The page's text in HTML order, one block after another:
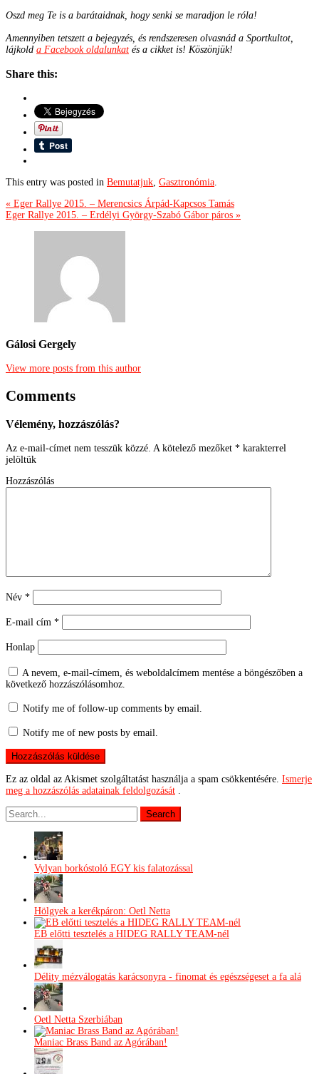
Oszd meg Te is a barátaidnak, hogy senki se maradjon le róla!
Amennyiben tetszett a bejegyzés, és rendszeresen olvasnád a Sportkultot,
lájkold a Facebook oldalunkat és a cikket is! Köszönjük!
Share this:
This entry was posted in Bemutatjuk, Gasztronómia.
« Eger Rallye 2015. – Merencsics Árpád-Kapcsos Tamás
Eger Rallye 2015. – Erdélyi György-Szabó Gábor páros »
Gálosi Gergely
View more posts from this author
Comments
Vélemény, hozzászólás?
Az e-mail-címet nem tesszük közzé. A kötelező mezőket * karakterrel
jelöltük
Hozzászólás
Név *
E-mail cím *
Honlap
A nevem, e-mail-címem, és weboldalcímem mentése a böngészőben a
következő hozzászólásomhoz.
Notify me of follow-up comments by email.
Notify me of new posts by email.
Ez az oldal az Akismet szolgáltatást használja a spam csökkentésére. Ismerje
meg a hozzászólás adatainak feldolgozását .
Vylyan borkóstoló EGY kis falatozással
Hölgyek a kerékpáron: Oetl Netta
EB előtti tesztelés a HIDEG RALLY TEAM-nél
Délity mézválogatás karácsonyra - finomat és egészségeset a fa alá
Oetl Netta Szerbiában
Maniac Brass Band az Agórában!